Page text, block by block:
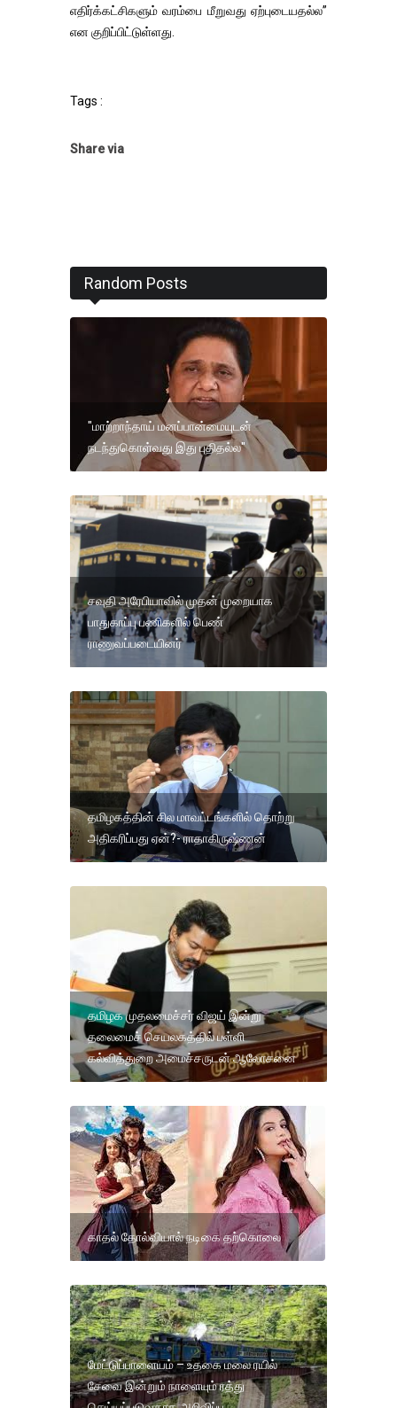
எதிர்க்கட்சிகளும் வரம்பை மீறுவது ஏற்புடையதல்ல”
என குறிப்பிட்டுள்ளது.
Tags :
Share via
Random Posts
"மாற்றாந்தாய் மனப்பான்மையுடன்
நடந்துகொள்வது இது புதிதல்ல"
சவுதி அரேபியாவில் முதன் முறையாக
பாதுகாப்பு பணிகளில் பெண்
ராணுவப்படையினர்
தமிழகத்தின் சில மாவட்டங்களில் தொற்று
அதிகரிப்பது ஏன்?- ராதாகிருஷ்ணன்
தமிழக முதலமைச்சர் விஜய் இன்று
தலைமைச் செயலகத்தில் பள்ளி
கல்வித்துறை அமைச்சருடன் ஆலோசனை
காதல் தோல்வியால் நடிகை தற்கொலை
மேட்டுப்பாளையம் – உதகை மலை ரயில்
சேவை இன்றும் நாளையும் ரத்து